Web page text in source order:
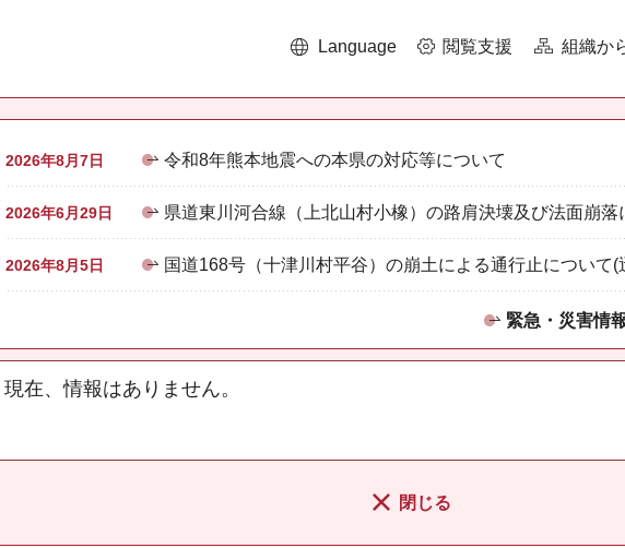
Language 閲覧支援 組織か
2026年8月7日 令和8年熊本地震への本県の対応等について
2026年6月29日 県道東川河合線（上北山村小橡）の路肩決壊及び法面崩落
2026年8月5日 国道168号（十津川村平谷）の崩土による通行止について(
緊急・災害情
現在、情報はありません。
閉じる